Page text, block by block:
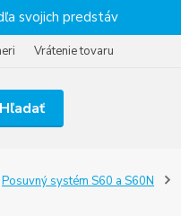
svojich predstáv
Vrátenie tovaru
Hľadať
Posuvný systém S60 a S60N